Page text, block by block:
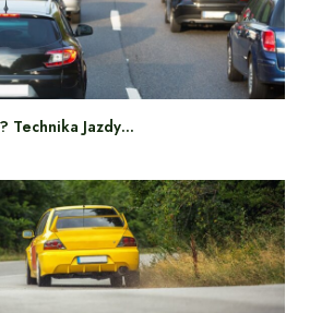
Technika Jazdy…